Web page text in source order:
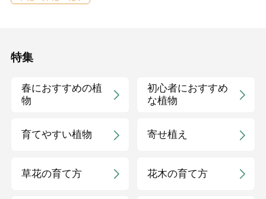
特集
春におすすめの植
物
初心者におすすめ
な植物
育てやすい植物 寄せ植え
草花の育て方 花木の育て方